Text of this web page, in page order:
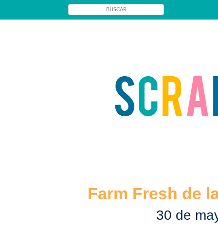
Farm Fresh de
30 de